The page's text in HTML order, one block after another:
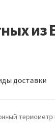
из
доставки
термометр